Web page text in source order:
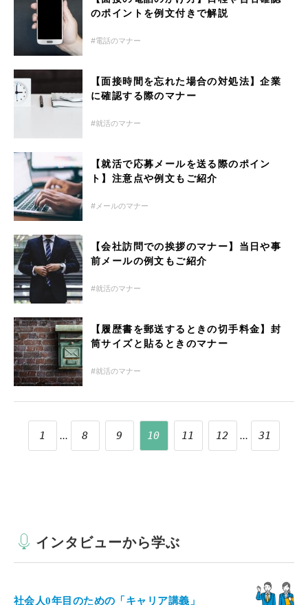
のポイントを例文付きで解説
電話のマナー
【面接時間を忘れた場合の対処法】企業
に確認する際のマナー
就活のマナー
【就活で応募メールを送る際のポイン
ト】注意点や例文もご紹介
メールのマナー
【会社訪問での挨拶のマナー】当日や事
前メールの例文もご紹介
就活のマナー
【履歴書を郵送するときの切手料金】封
筒サイズと貼るときのマナー
就活のマナー
1 ... 8 9 10 11 12 ... 31
インタビューから学ぶ
社会人0年目のための「キャリア講義」